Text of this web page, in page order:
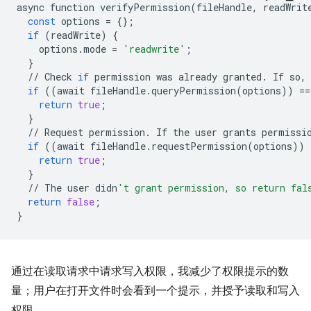
async function verifyPermission(fileHandle,
const options = {};
if (readWrite)
{
options .mode = 'readwrite' ;
}
// Check if permission was already granted . If so,
if ((await fileHandle.queryPermission(options))
return true ;
}
// Request permission . If the user grants
if ((await fileHandle. requestPermission(options))
return true ;
}
// The user didn 't grant permission, so return
return false ;
}
通过在读取请求中请求写入权限，我减少了权限提示的数
量；用户在打开文件时会看到一个提示，并授予读取和写入